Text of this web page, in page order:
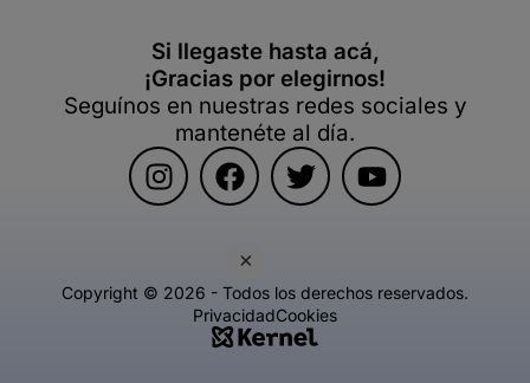
×
Si llegaste hasta acá,
¡Gracias por elegirnos!
Seguínos en nuestras redes sociales y
mantenéte al día.
Copyright © 2026 - Todos los derechos reservados.
PrivacidadCookies